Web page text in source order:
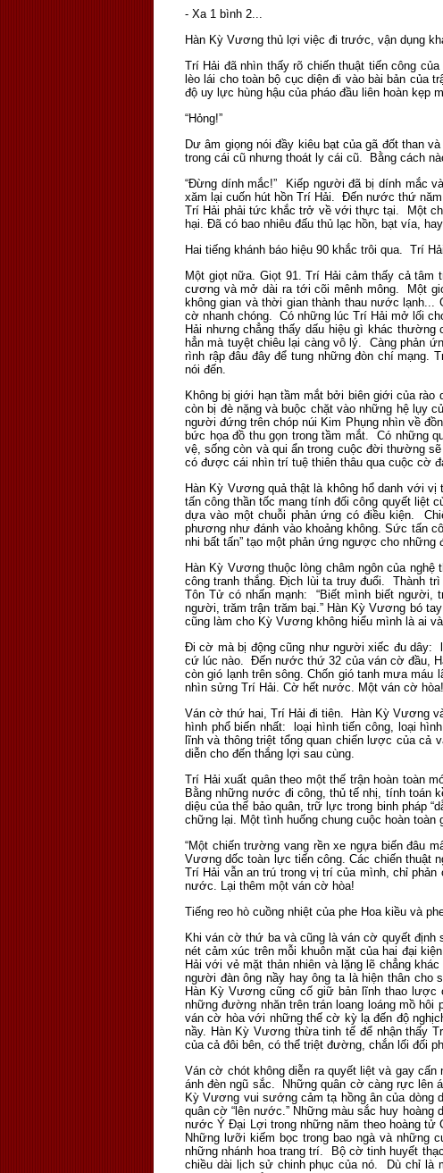
- Xa 1 bình 2...
Hàn Kỳ Vương thủ lợi việc đi trước, vận dụng
Trí Hải đã nhìn thấy rõ chiến thuật tiến công
lèo lái cho toàn bộ cục diện đi vào bài bản của
độ uy lực hùng hậu của pháo đầu liên hoàn kẹp
“Hỏng!”
Dư âm giọng nói đầy kiêu bạt của gã đốt than
trong cái cũ nhưng thoát ly cái cũ. Bằng cách
“Đừng dính mắc!” Kiếp người đã bị dính mắc
xăm lại cuốn hút hồn Trí Hải. Đến nước thứ
Trí Hải phải tức khắc trở về với thực tại. Một
hại. Đã có bao nhiêu đấu thủ lạc hồn, bạt vía,
Hai tiếng khánh báo hiệu 90 khắc trôi qua. Trí
Một giọt nữa. Giọt 91. Trí Hải cảm thấy cả
cương và mở dài ra tới cõi mênh mông. Một
không gian và thời gian thành thau nước
cờ nhanh chóng. Có những lúc Trí Hải mở lối
Hải nhưng chẳng thấy dấu hiệu gì khác
hẳn mà tuyệt chiêu lại càng vô lý. Càng phản
rình rập đâu đây để tung những đòn chí mạng.
nói đến.
Không bị giới hạn tầm mắt bởi biên giới của
còn bị đè nặng và buộc chặt vào những hệ lụy
người đứng trên chóp núi Kim Phụng nhìn về
bức họa đồ thu gọn trong tầm mắt. Có những
vệ, sống còn và qui ẩn trong cuộc đời thường
có được cái nhìn trí tuệ thiên thâu qua cuộc cờ
Hàn Kỳ Vương quả thật là không hổ danh với
tấn công thần tốc mang tính đối công quyết liệt
dựa vào một chuỗi phản ứng có điều kiện.
phương như đánh vào khoảng không. Sức tấn
nhi bất tấn” tạo một phản ứng ngược cho những
Hàn Kỳ Vương thuộc lòng châm ngôn của
công tranh thắng. Địch lùi ta truy đuổi. Thành
Tôn Tử có nhấn mạnh: “Biết mình biết người,
người, trăm trận trăm bại.” Hàn Kỳ Vương bó
cũng làm cho Kỳ Vương không hiểu mình là ai
Đi cờ mà bị động cũng như người xiếc đu dây:
cứ lúc nào. Đến nước thứ 32 của ván cờ đầu,
còn gió lạnh trên sông. Chốn gió tanh mưa
nhìn sửng Trí Hải. Cờ hết nước. Một ván cờ hòa!
Ván cờ thứ hai, Trí Hải đi tiên. Hàn Kỳ Vương
hình phổ biến nhất: loại hình tiến công, loại
lĩnh và thông triệt tổng quan chiến lược của
diễn cho đến thắng lợi sau cùng.
Trí Hải xuất quân theo một thế trận hoàn toàn
Bằng những nước đi công, thủ tế nhị, tính toán
diệu của thế bảo quân, trữ lực trong binh pháp
chững lại. Một tình huống chung cuộc hoàn toàn
“Một chiến trường vang rền xe ngựa biến đâu
Vương dốc toàn lực tiến công. Các chiến thuật
Trí Hải vẫn an trú trong vị trí của mình, chỉ
nước. Lại thêm một ván cờ hòa!
Tiếng reo hò cuồng nhiệt của phe Hoa kiều và
Khi ván cờ thứ ba và cũng là ván cờ quyết
nét cảm xúc trên mỗi khuôn mặt của hai đại
Hải với vẻ mặt thản nhiên và lặng lẽ chẳng
người đàn ông nầy hay ông ta là hiện thân
Hàn Kỳ Vương cũng cố giữ bản lĩnh thao lược
những đường nhăn trên trán loang loáng mồ
ván cờ hòa với những thế cờ kỳ lạ đến độ
nầy. Hàn Kỳ Vương thừa tinh tế để nhận thấy
của cả đôi bên, có thể triệt đường, chắn lối đối
Ván cờ chót không diễn ra quyết liệt và gay
ánh đèn ngũ sắc. Những quân cờ càng rực lên
Kỳ Vương vui sướng cảm tạ hồng ân của dòng
quân cờ “lên nước.” Những màu sắc huy hoàng
nước Ý Đại Lợi trong những năm theo hoàng tử
Những lưỡi kiếm bọc trong bao ngà và những
những nhánh hoa trang trí. Bộ cờ tinh huyết
chiều dài lịch sử chinh phục của nó. Dù chỉ là